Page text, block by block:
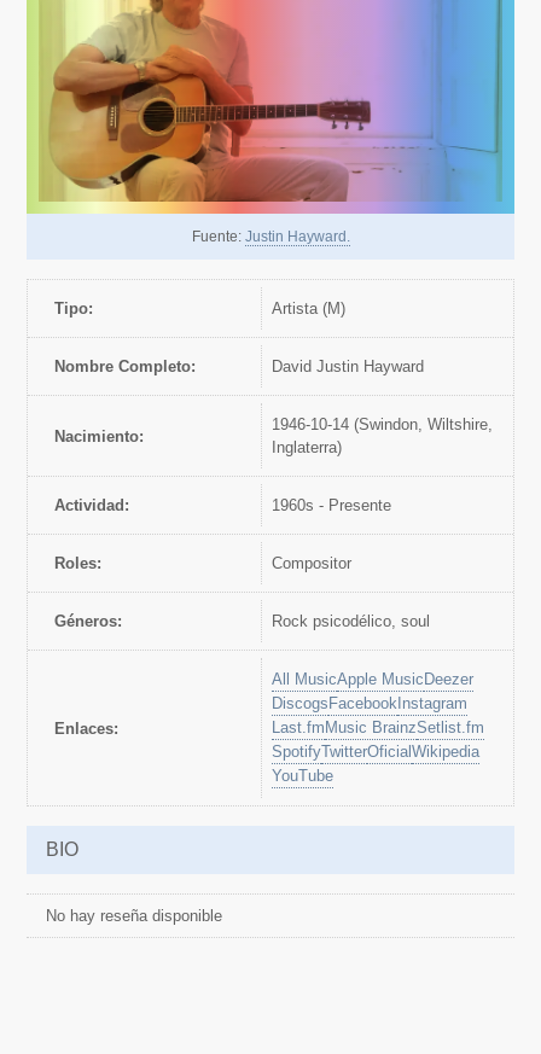
Fuente: Justin Hayward.
Tipo: artista (M)
Nombre Completo: David Justin Hayward
Nacimiento:
1946-10-14 (Swindon, Wiltshire,
Inglaterra)
Actividad: 1960s - Presente
Roles: Compositor
Géneros: rock psicodélico, soul
Enlaces:
All MusicApple Music Deezer
Discogs Facebook Instagram
Last.fm Music BrainzSetlist.fm
SpotifyTwitterOficialWikipedia
YouTube
BIO
No hay reseña disponible